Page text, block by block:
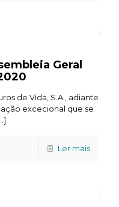
Geral
de Vida, S.A., adiante
excecional que se
Ler mais